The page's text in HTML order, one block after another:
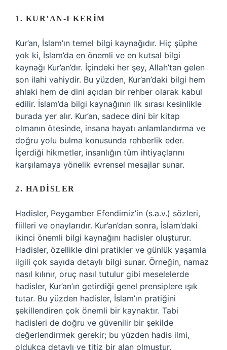
1. KUR’AN-I KERIM
Kur’an, İslam’ın temel bilgi kaynağıdır. Hiç şüphe
yok ki, İslam’da en önemli ve en kutsal bilgi
kaynağı Kur’an’dır. İçindeki her şey, Allah’tan gelen
son ilahi vahiydir. Bu yüzden, Kur’an’daki bilgi hem
ahlaki hem de dini açıdan bir rehber olarak kabul
edilir. İslam’da bilgi kaynağının ilk sırası kesinlikle
burada yer alır. Kur’an, sadece dini bir kitap
olmanın ötesinde, insana hayatı anlamlandırma ve
doğru yolu bulma konusunda rehberlik eder.
İçerdiği hikmetler, insanlığın tüm ihtiyaçlarını
karşılamaya yönelik evrensel mesajlar sunar.
2. HADISLER
Hadisler, Peygamber Efendimiz’in (s.a.v.) sözleri,
fiilleri ve onaylarıdır. Kur’an’dan sonra, İslam’daki
ikinci önemli bilgi kaynağını hadisler oluşturur.
Hadisler, özellikle dini pratikler ve günlük yaşamla
ilgili çok sayıda detaylı bilgi sunar. Örneğin, namaz
nasıl kılınır, oruç nasıl tutulur gibi meselelerde
hadisler, Kur’an’ın getirdiği genel prensiplere ışık
tutar. Bu yüzden hadisler, İslam’ın pratiğini
şekillendiren çok önemli bir kaynaktır. Tabi
hadisleri de doğru ve güvenilir bir şekilde
değerlendirmek gerekir; bu yüzden hadis ilmi,
oldukça detaylı ve titiz bir alan olmuştur.